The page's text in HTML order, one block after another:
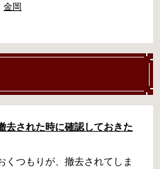
金岡
去された時に確認しておきた
くつもりが、撤去されてしま